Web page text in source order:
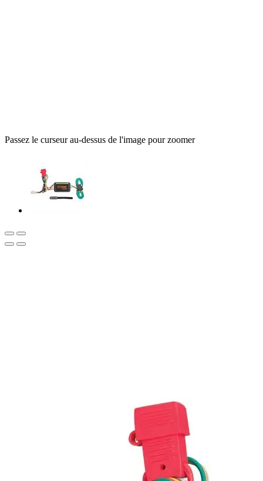
Passez le curseur au-dessus de l'image pour zoomer